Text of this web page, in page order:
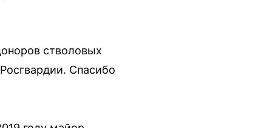
стволовых
Спасибо